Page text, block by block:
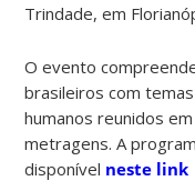
Trindade, em
O evento
brasileiros com
humanos reunidos
metragens. A
disponível neste link